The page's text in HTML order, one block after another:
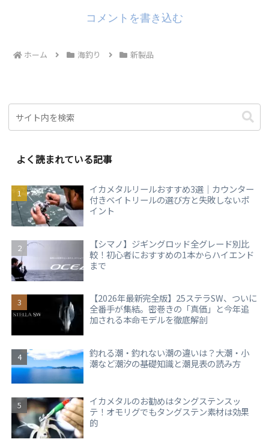
コメントを書き込む
ホーム 海釣り 新製品
よく読まれている記事
イカメタルリールおすすめ3選｜カウンター
付きベイトリールの選び方と失敗しないポ
イント
【シマノ】ジギングロッド全グレード別比
較！初心者におすすめの1本からハイエンド
まで
【2026年最新完全版】25ステラSW、ついに
全番手が集結。密巻きの「真価」と今年追
加される本命モデルを徹底解剖
釣れる潮・釣れない潮の違いは？大潮・小
潮など潮汐の基礎知識と潮見表の読み方
イカメタルのお勧めはタングステンスッ
テ！オモリグでもタングステン素材は効果
的